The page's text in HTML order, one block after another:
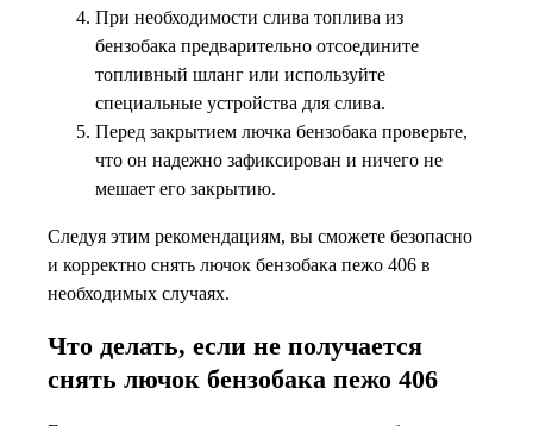
При необходимости слива топлива из
бензобака предварительно отсоедините
топливный шланг или используйте
специальные устройства для слива.
Перед закрытием лючка бензобака проверьте,
что он надежно зафиксирован и ничего не
мешает его закрытию.
Следуя этим рекомендациям, вы сможете безопасно
и корректно снять лючок бензобака пежо 406 в
необходимых случаях.
Что делать, если не получается
снять лючок бензобака пежо 406